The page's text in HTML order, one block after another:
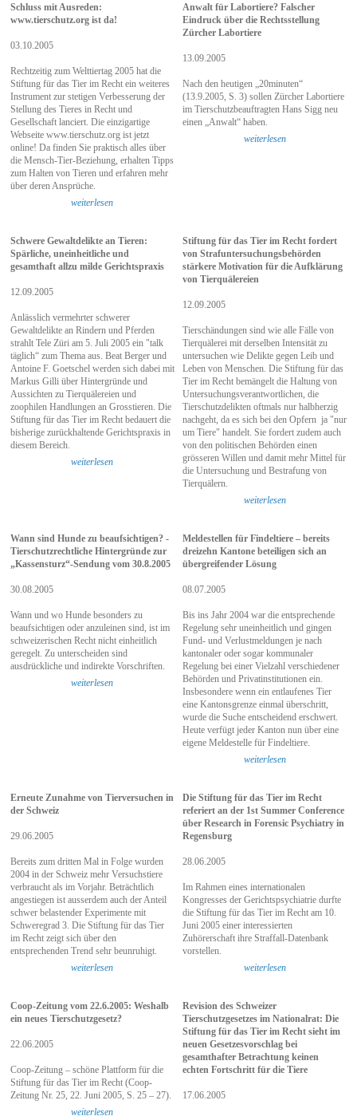
Schluss mit Ausreden:
www.tierschutz.org ist da!
03.10.2005
Rechtzeitig zum Welttiertag 2005 hat die
Stiftung für das Tier im Recht ein weiteres
Instrument zur stetigen Verbesserung der
Stellung des Tieres in Recht und
Gesellschaft lanciert. Die einzigartige
Webseite www.tierschutz.org ist jetzt
online! Da finden Sie praktisch alles über
die Mensch-Tier-Beziehung, erhalten Tipps
zum Halten von Tieren und erfahren mehr
über deren Ansprüche.
weiterlesen
Anwalt für Labortiere? Falscher
Eindruck über die Rechtsstellung
Zürcher Labortiere
13.09.2005
Nach den heutigen „20minuten“
(13.9.2005, S. 3) sollen Zürcher Labortiere
im Tierschutzbeauftragten Hans Sigg neu
einen „Anwalt“ haben.
weiterlesen
Schwere Gewaltdelikte an Tieren:
Spärliche, uneinheitliche und
gesamthaft allzu milde Gerichtspraxis
12.09.2005
Anlässlich vermehrter schwerer
Gewaltdelikte an Rindern und Pferden
strahlt Tele Züri am 5. Juli 2005 ein "talk
täglich“ zum Thema aus. Beat Berger und
Antoine F. Goetschel werden sich dabei mit
Markus Gilli über Hintergründe und
Aussichten zu Tierquälereien und
zoophilen Handlungen an Grosstieren. Die
Stiftung für das Tier im Recht bedauert die
bisherige zurückhaltende Gerichtspraxis in
diesem Bereich.
weiterlesen
Stiftung für das Tier im Recht fordert
von Strafuntersuchungsbehörden
stärkere Motivation für die Aufklärung
von Tierquälereien
12.09.2005
Tierschändungen sind wie alle Fälle von
Tierquälerei mit derselben Intensität zu
untersuchen wie Delikte gegen Leib und
Leben von Menschen. Die Stiftung für das
Tier im Recht bemängelt die Haltung von
Untersuchungsverantwortlichen, die
Tierschutzdelikten oftmals nur halbherzig
nachgeht, da es sich bei den Opfern ja "nur
um Tiere" handelt. Sie fordert zudem auch
von den politischen Behörden einen
grösseren Willen und damit mehr Mittel für
die Untersuchung und Bestrafung von
Tierquälern.
weiterlesen
Wann sind Hunde zu beaufsichtigen? -
Tierschutzrechtliche Hintergründe zur
„Kassensturz“-Sendung vom 30.8.2005
30.08.2005
Wann und wo Hunde besonders zu
beaufsichtigen oder anzuleinen sind, ist im
schweizerischen Recht nicht einheitlich
geregelt. Zu unterscheiden sind
ausdrückliche und indirekte Vorschriften.
weiterlesen
Meldestellen für Findeltiere – bereits
dreizehn Kantone beteiligen sich an
übergreifender Lösung
08.07.2005
Bis ins Jahr 2004 war die entsprechende
Regelung sehr uneinheitlich und gingen
Fund- und Verlustmeldungen je nach
kantonaler oder sogar kommunaler
Regelung bei einer Vielzahl verschiedener
Behörden und Privatinstitutionen ein.
Insbesondere wenn ein entlaufenes Tier
eine Kantonsgrenze einmal überschritt,
wurde die Suche entscheidend erschwert.
Heute verfügt jeder Kanton nun über eine
eigene Meldestelle für Findeltiere.
weiterlesen
Erneute Zunahme von Tierversuchen in
der Schweiz
29.06.2005
Bereits zum dritten Mal in Folge wurden
2004 in der Schweiz mehr Versuchstiere
verbraucht als im Vorjahr. Beträchtlich
angestiegen ist ausserdem auch der Anteil
schwer belastender Experimente mit
Schweregrad 3. Die Stiftung für das Tier
im Recht zeigt sich über den
entsprechenden Trend sehr beunruhigt.
weiterlesen
Die Stiftung für das Tier im Recht
referiert an der 1st Summer Conference
über Research in Forensic Psychiatry in
Regensburg
28.06.2005
Im Rahmen eines internationalen
Kongresses der Gerichtspsychiatrie durfte
die Stiftung für das Tier im Recht am 10.
Juni 2005 einer interessierten
Zuhörerschaft ihre Straffall-Datenbank
vorstellen.
weiterlesen
Coop-Zeitung vom 22.6.2005: Weshalb
ein neues Tierschutzgesetz?
22.06.2005
Coop-Zeitung – schöne Plattform für die
Stiftung für das Tier im Recht (Coop-
Zeitung Nr. 25, 22. Juni 2005, S. 25 – 27).
weiterlesen
Revision des Schweizer
Tierschutzgesetzes im Nationalrat: Die
Stiftung für das Tier im Recht sieht im
neuen Gesetzesvorschlag bei
gesamthafter Betrachtung keinen
echten Fortschritt für die Tiere
17.06.2005